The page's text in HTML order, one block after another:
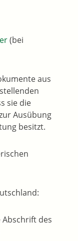
(bei
aus
sie die
Ausübung
besitzt.
des